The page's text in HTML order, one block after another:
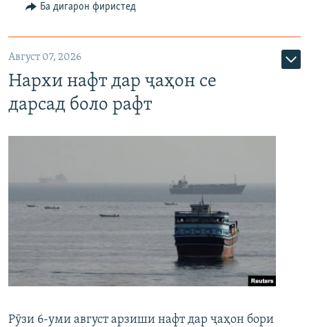
Ба дигарон фиристед
Август 07, 2026
Нархи нафт дар ҷаҳон се
дарсад боло рафт
Рӯзи 6-уми август арзиши нафт дар ҷаҳон бори